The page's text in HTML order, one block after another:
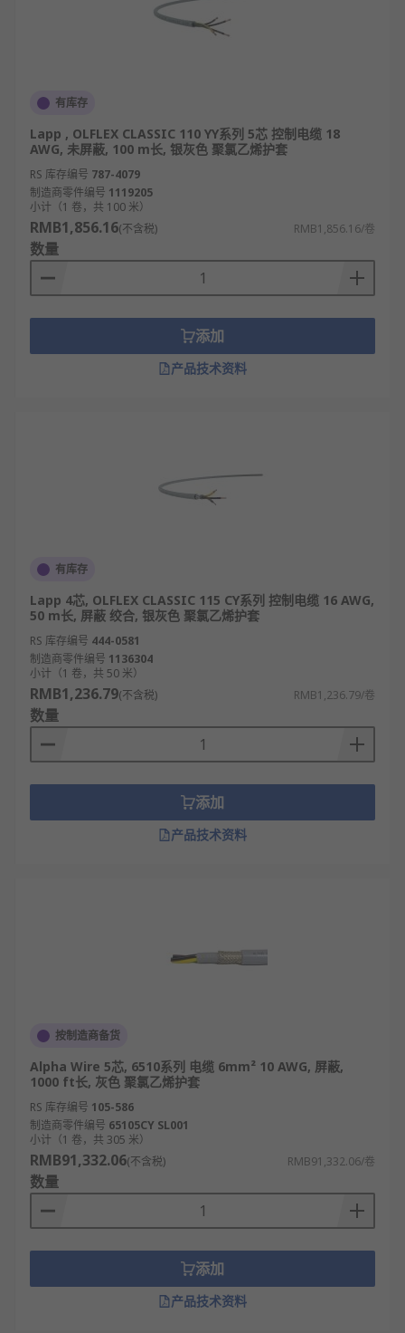
有库存
Lapp , OLFLEX CLASSIC 110 YY系列 5芯 控制电缆 18
AWG, 未屏蔽, 100 m长, 银灰色 聚氯乙烯护套
RS 库存编号 787-4079
制造商零件编号 1119205
小计（1 卷，共 100 米）
RMB1,856.16(不含税) RMB1,856.16/卷
数量
添加
产品技术资料
有库存
Lapp 4芯, OLFLEX CLASSIC 115 CY系列 控制电缆 16 AWG,
50 m长, 屏蔽 绞合, 银灰色 聚氯乙烯护套
RS 库存编号 444-0581
制造商零件编号 1136304
小计（1 卷，共 50 米）
RMB1,236.79(不含税) RMB1,236.79/卷
数量
添加
产品技术资料
按制造商备货
Alpha Wire 5芯, 6510系列 电缆 6mm² 10 AWG, 屏蔽,
1000 ft长, 灰色 聚氯乙烯护套
RS 库存编号 105-586
制造商零件编号 65105CY SL001
小计（1 卷，共 305 米）
RMB91,332.06(不含税) RMB91,332.06/卷
数量
添加
产品技术资料